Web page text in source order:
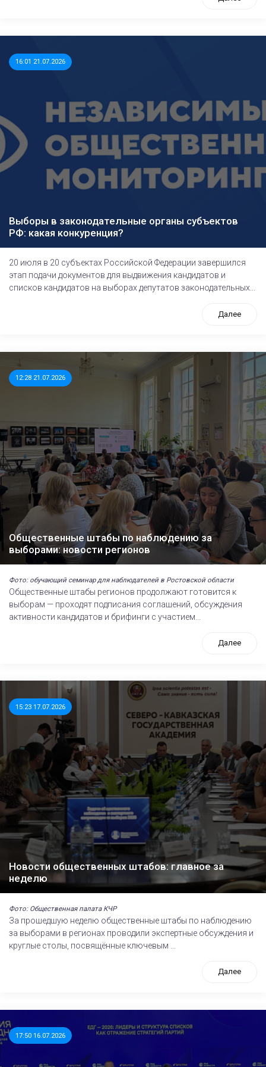
16:01 21.07.2026
Выборы в законодательные органы субъектов
РФ: какая конкуренция?
20 июля в 20 субъектах Российской Федерации завершился
этап подачи документов для выдвижения кандидатов и
списков кандидатов на выборах депутатов законодательных...
Далее
12:28 21.07.2026
Общественные штабы по наблюдению за
выборами: новости регионов
Фото: обучающий семинар для наблюдателей в Ростовской области
Общественные штабы регионов продолжают готовится к
выборам — проходят подписания соглашений, обсуждения
активности кандидатов и брифинги с участием...
Далее
15:23 17.07.2026
Новости общественных штабов: главное за
неделю
Фото: Общественная палата КЧР
За прошедшую неделю общественные штабы по наблюдению
за выборами в регионах проводили экспертные обсуждения и
круглые столы, посвящённые ключевым ...
Далее
17:50 16.07.2026